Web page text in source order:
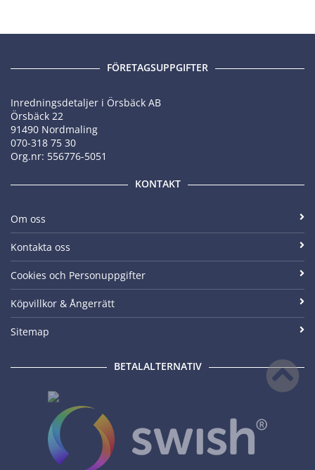
FÖRETAGSUPPGIFTER
Inredningsdetaljer i Örsbäck AB
Örsbäck 22
91490 Nordmaling
070-318 75 30
Org.nr: 556776-5051
KONTAKT
Om oss
Kontakta oss
Cookies och Personuppgifter
Köpvillkor & Ångerrätt
Sitemap
BETALALTERNATIV